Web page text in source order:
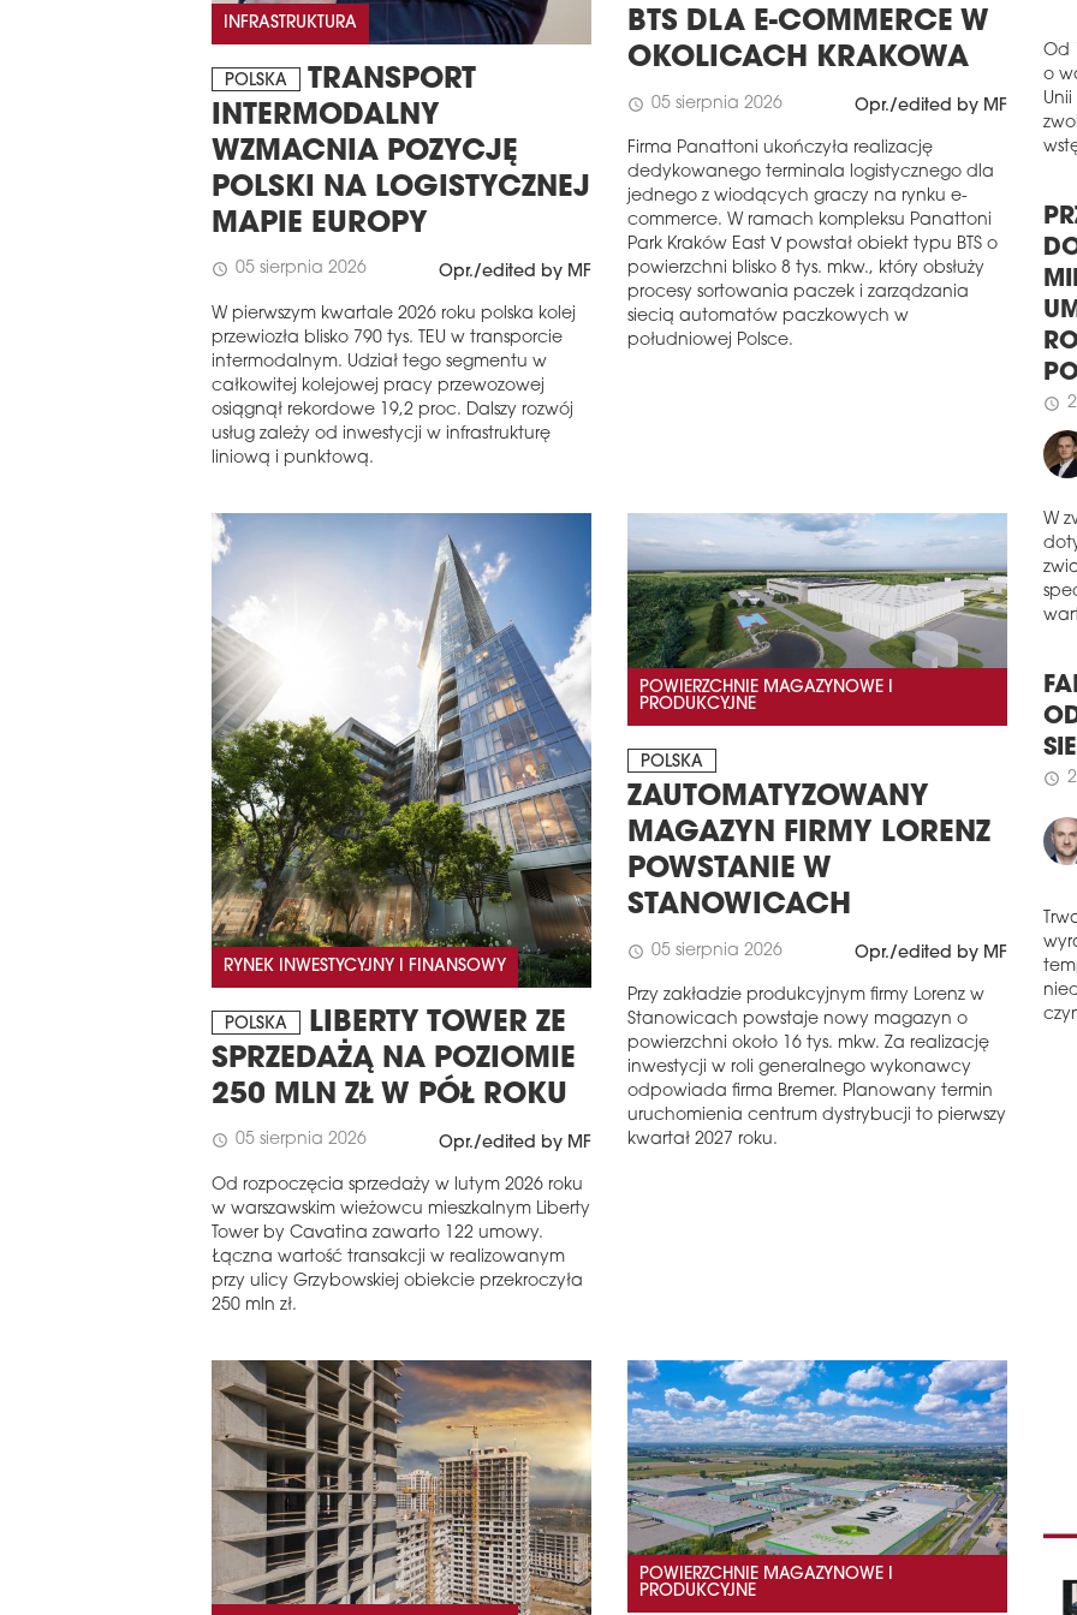
INFRASTRUKTURA
POLSKA
TRANSPORT
INTERMODALNY
WZMACNIA POZYCJĘ
POLSKI NA LOGISTYCZNEJ
MAPIE EUROPY
schedule 05 sierpnia 2026 Opr./edited by MF
W pierwszym kwartale 2026 roku polska kolej
przewiozła blisko 790 tys. TEU w transporcie
intermodalnym. Udział tego segmentu w
całkowitej kolejowej pracy przewozowej
osiągnął rekordowe 19,2 proc. Dalszy rozwój
usług zależy od inwestycji w infrastrukturę
liniową i punktową.
BTS DLA E-COMMERCE W
OKOLICACH KRAKOWA
schedule 05 sierpnia 2026 Opr./edited by MF
Firma Panattoni ukończyła realizację
dedykowanego terminala logistycznego dla
jednego z wiodących graczy na rynku e-
commerce. W ramach kompleksu Panattoni
Park Kraków East V powstał obiekt typu BTS o
powierzchni blisko 8 tys. mkw., który obsłuży
procesy sortowania paczek i zarządzania
siecią automatów paczkowych w
południowej Polsce.
RYNEK INWESTYCYJNY I FINANSOWY
POLSKA
LIBERTY TOWER ZE
SPRZEDAŻĄ NA POZIOMIE
250 MLN ZŁ W PÓŁ ROKU
schedule 05 sierpnia 2026 Opr./edited by MF
Od rozpoczęcia sprzedaży w lutym 2026 roku
w warszawskim wieżowcu mieszkalnym Liberty
Tower by Cavatina zawarto 122 umowy.
Łączna wartość transakcji w realizowanym
przy ulicy Grzybowskiej obiekcie przekroczyła
250 mln zł.
POWIERZCHNIE MAGAZYNOWE I
PRODUKCYJNE
POLSKA
ZAUTOMATYZOWANY
MAGAZYN FIRMY LORENZ
POWSTANIE W
STANOWICACH
schedule 05 sierpnia 2026 Opr./edited by MF
Przy zakładzie produkcyjnym firmy Lorenz w
Stanowicach powstaje nowy magazyn o
powierzchni około 16 tys. mkw. Za realizację
inwestycji w roli generalnego wykonawcy
odpowiada firma Bremer. Planowany termin
uruchomienia centrum dystrybucji to pierwszy
kwartał 2027 roku.
POWIERZCHNIE MAGAZYNOWE I
PRODUKCYJNE
schedule
schedule
i
schedule
by
schedule
Od
o
schedule
W